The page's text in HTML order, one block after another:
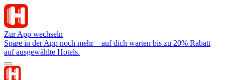
Zur App wechseln
Spare in der App noch mehr – auf dich warten bis zu 20% Rabatt
auf ausgewählte Hotels.